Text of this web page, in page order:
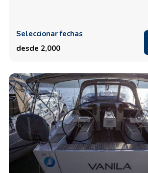
Seleccionar fechas
desde 2,000